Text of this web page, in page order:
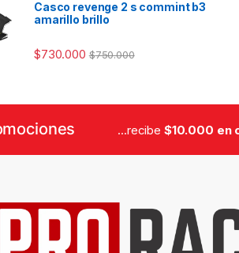
Casco revenge 2 s commint b3
amarillo brillo
$730.000 $750.000
...recibe $10.000 en